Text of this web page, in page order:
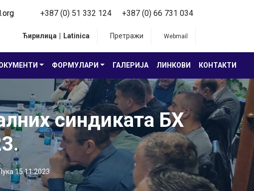
Ћирилица Latinica Претражи Webmail
+387 (0) 51 332 124 +387 (0) 66 731 034
ФОРМУЛАРИ ГАЛЕРИЈА ЛИНКОВИ КОНТАКТИ
синдиката БХ
15.11.2023.